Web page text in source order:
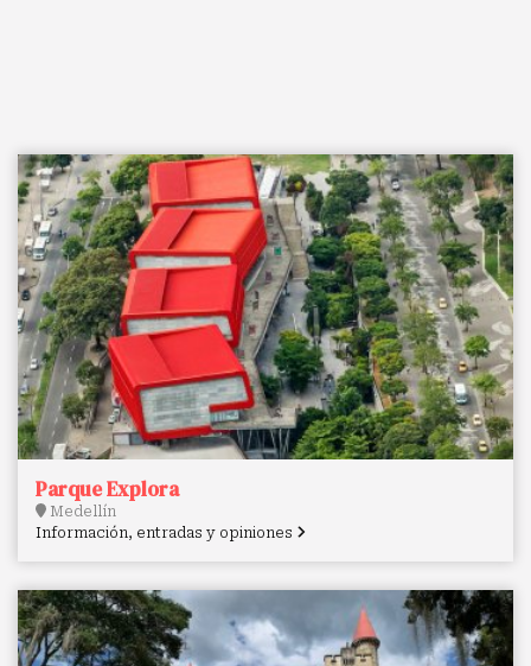
Parque Explora
Medellín
Información, entradas y opiniones